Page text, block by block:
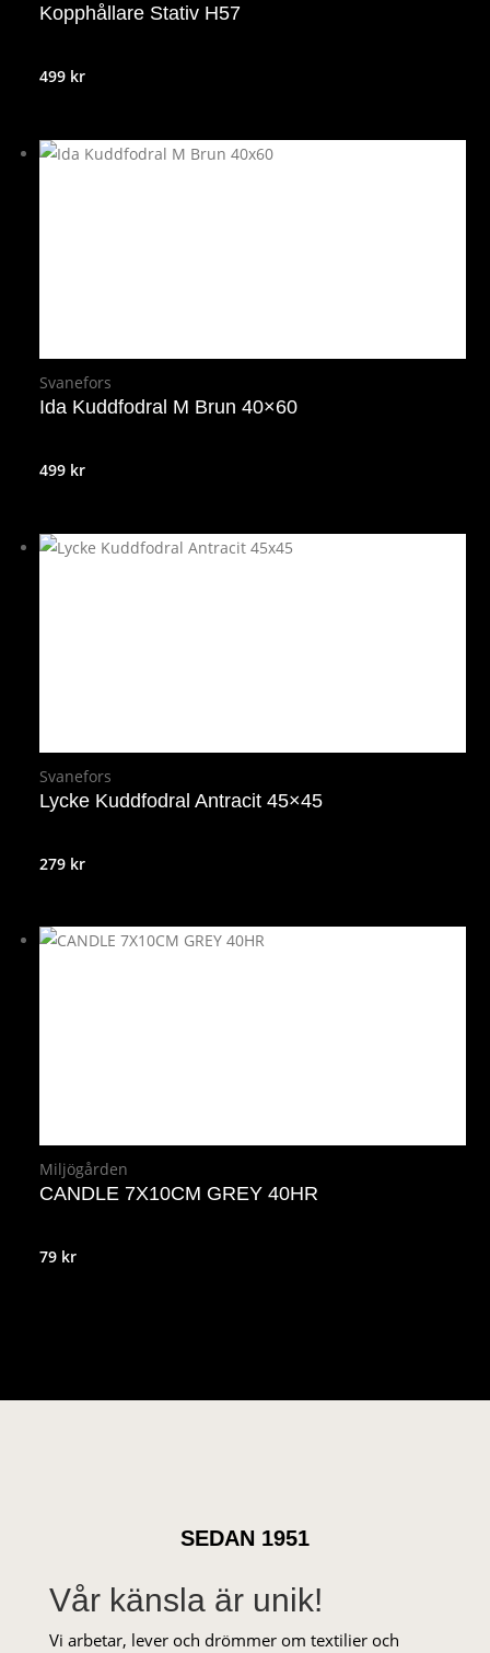
Kopphållare Stativ H57
499 kr
Svanefors
Ida Kuddfodral M Brun 40×60
499 kr
Svanefors
Lycke Kuddfodral Antracit 45×45
279 kr
Miljögården
CANDLE 7X10CM GREY 40HR
79 kr
SEDAN 1951
Vår känsla är unik!
Vi arbetar, lever och drömmer om textilier och